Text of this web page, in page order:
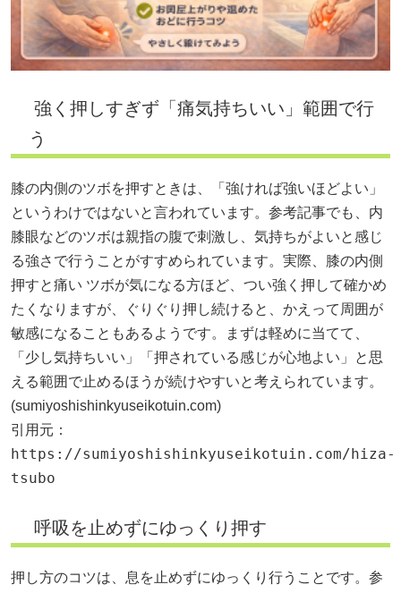
強く押しすぎず「痛気持ちいい」範囲で行
う
膝の内側のツボを押すときは、「強ければ強いほどよい」
というわけではないと言われています。参考記事でも、内
膝眼などのツボは親指の腹で刺激し、気持ちがよいと感じ
る強さで行うことがすすめられています。実際、膝の内側
押すと痛い ツボが気になる方ほど、つい強く押して確かめ
たくなりますが、ぐりぐり押し続けると、かえって周囲が
敏感になることもあるようです。まずは軽めに当てて、
「少し気持ちいい」「押されている感じが心地よい」と思
える範囲で止めるほうが続けやすいと考えられています。
(sumiyoshishinkyuseikotuin.com)
引用元：
https://sumiyoshishinkyuseikotuin.com/hiza-
tsubo
呼吸を止めずにゆっくり押す
押し方のコツは、息を止めずにゆっくり行うことです。参